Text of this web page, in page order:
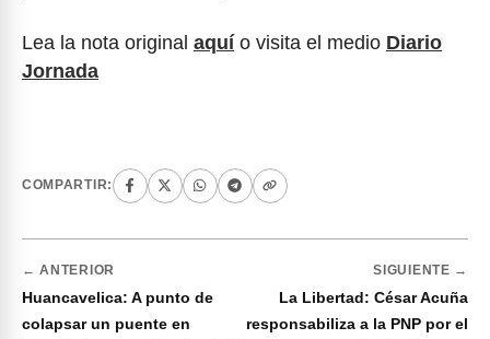
Lea la nota original aquí o visita el medio Diario
Jornada
COMPARTIR:
← ANTERIOR
Huancavelica: A punto de
colapsar un puente en
SIGUIENTE →
La Libertad: César Acuña
responsabiliza a la PNP por el